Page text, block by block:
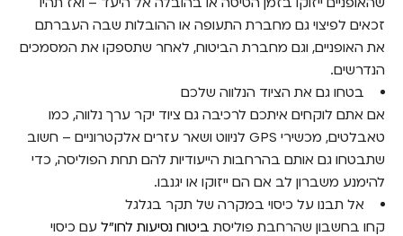
זכאים לפיצוי גם מחברת התעופה או ההובלות שבה העברתם
את האופניים, וגם מחברת הביטוח, לאחר שתספקו את המסמכים
הנדרשים.
בטחו גם את הציוד הנלווה שלכם
אם אתם לוקחים איתכם לרכיבה גם ציוד יקר ערך נלווה, כמו
טאבלטים, מכשירי GPS לניווט ושאר עזרים אלקטרוניים – חשוב
שתבטחו גם אותם בהרחבות הייעודיות להם תחת הפוליסה, כדי
להימנע משברון לב אם הם ייזוקו או יגנבו.
אל תבנו על כיסוי במקרה של תקר בגלגל
קחו בחשבון שהרחבת פוליסת ביטוח נסיעות לחו"ל עם כיסוי